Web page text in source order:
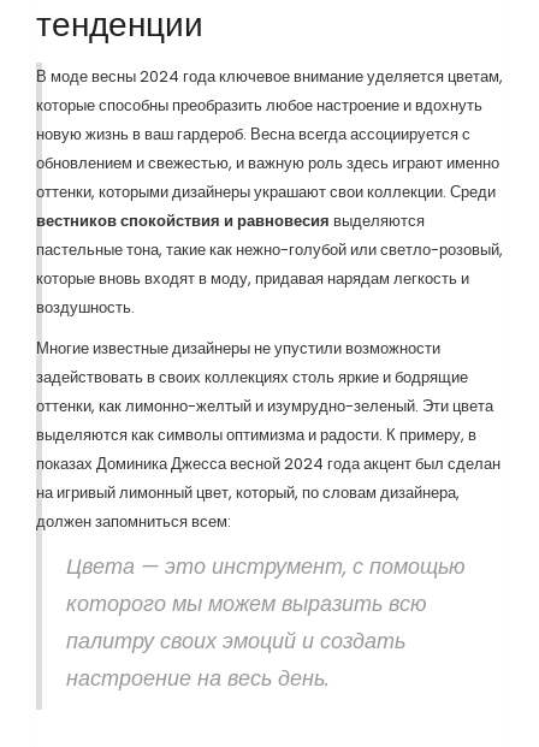
тенденции
В моде весны 2024 года ключевое внимание уделяется цветам,
которые способны преобразить любое настроение и вдохнуть
новую жизнь в ваш гардероб. Весна всегда ассоциируется с
обновлением и свежестью, и важную роль здесь играют именно
оттенки, которыми дизайнеры украшают свои коллекции. Среди
вестников спокойствия и равновесия выделяются
пастельные тона, такие как нежно-голубой или светло-розовый,
которые вновь входят в моду, придавая нарядам легкость и
воздушность.
Многие известные дизайнеры не упустили возможности
задействовать в своих коллекциях столь яркие и бодрящие
оттенки, как лимонно-желтый и изумрудно-зеленый. Эти цвета
выделяются как символы оптимизма и радости. К примеру, в
показах Доминика Джесса весной 2024 года акцент был сделан
на игривый лимонный цвет, который, по словам дизайнера,
должен запомниться всем:
Цвета — это инструмент, с помощью
которого мы можем выразить всю
палитру своих эмоций и создать
настроение на весь день.